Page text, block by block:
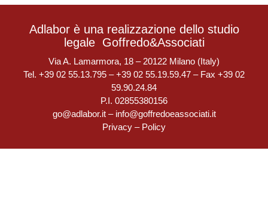
Adlabor è una realizzazione dello studio
legale Goffredo&Associati
Via A. Lamarmora, 18 – 20122 Milano (Italy)
Tel. +39 02 55.13.795 – +39 02 55.19.59.47 – Fax +39 02
59.90.24.84
P.I. 02855380156
go@adlabor.it– info@goffredoeassociati.it
Privacy – Policy